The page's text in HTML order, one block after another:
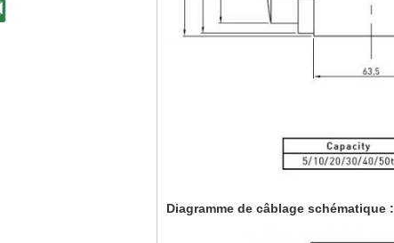
Diagramme de câblage schématique :